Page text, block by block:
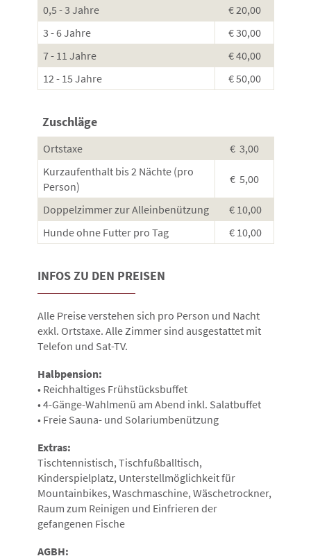
0,5 - 3 Jahre
€ 20,00
3 - 6 Jahre
€ 30,00
7 - 11 Jahre
€ 40,00
12 - 15 Jahre
€ 50,00
Zuschläge
Ortstaxe
€ 3,00
Kurzaufenthalt bis 2 Nächte (pro
Person)
€ 5,00
Doppelzimmer zur Alleinbenützung
€ 10,00
Hunde ohne Futter pro Tag
€ 10,00
INFOS ZU DEN PREISEN
Alle Preise verstehen sich pro Person und Nacht
exkl. Ortstaxe. Alle Zimmer sind ausgestattet mit
Telefon und Sat-TV.
Halbpension:
• Reichhaltiges Frühstücksbuffet
• 4-Gänge-Wahlmenü am Abend inkl. Salatbuffet
• Freie Sauna- und Solariumbenützung
Extras:
Tischtennistisch, Tischfußballtisch,
Kinderspielplatz, Unterstellmöglichkeit für
Mountainbikes, Waschmaschine, Wäschetrockner,
Raum zum Reinigen und Einfrieren der
gefangenen Fische
AGBH: